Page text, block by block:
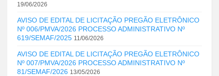
19/06/2026
AVISO DE EDITAL DE LICITAÇÃO PREGÃO ELETRÔNICO
Nº 006/PMVA/2026 PROCESSO ADMINISTRATIVO Nº
619/SEMAF/2025 11/06/2026
AVISO DE EDITAL DE LICITAÇÃO PREGÃO ELETRÔNICO
Nº 007/PMVA/2026 PROCESSO ADMINISTRATIVO Nº
81/SEMAF/2026 13/05/2026